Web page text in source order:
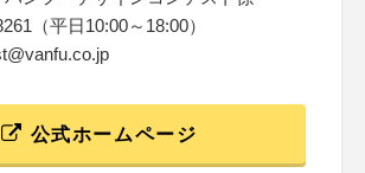
（平日10:00～18:00）
公式ホームページ